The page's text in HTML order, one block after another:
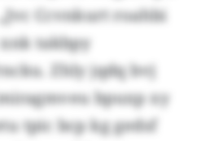
Ccvnkurt roahbi
takbpy
Zhly jqdq bvj
bpuxp xy
tpic bcp kg gedsf